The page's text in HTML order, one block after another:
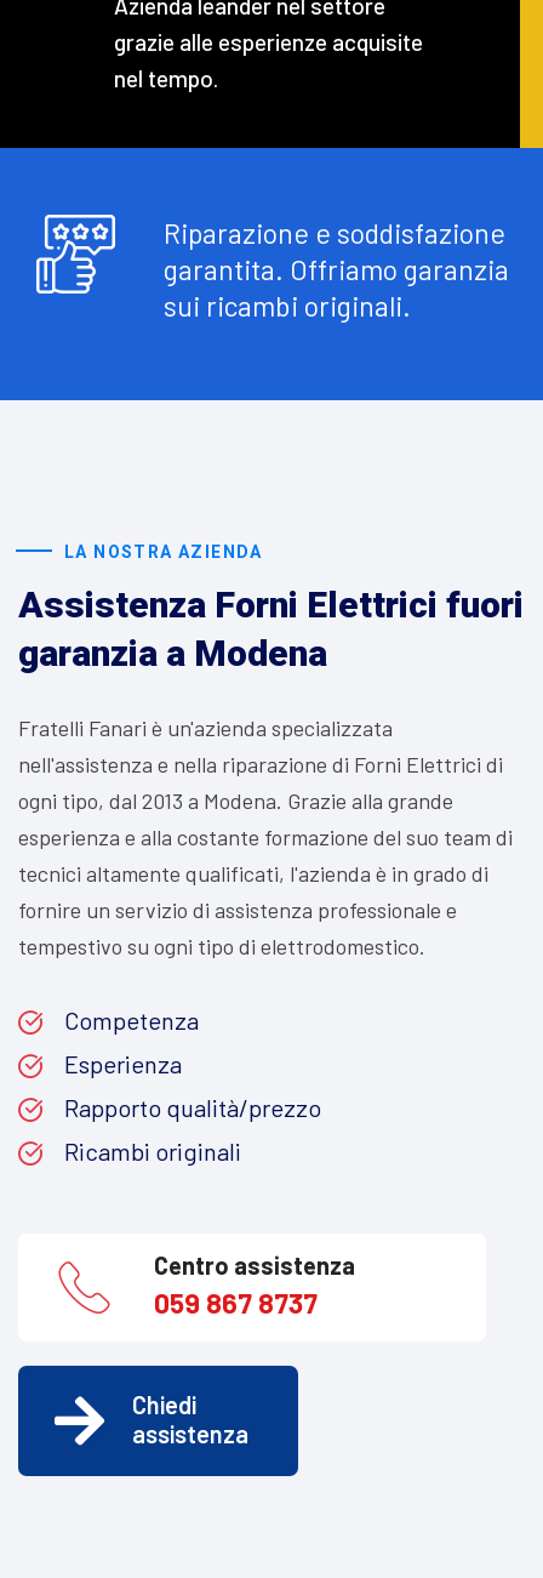
grazie alle esperienze acquisite
nel tempo.
Riparazione e soddisfazione
garantita. Offriamo garanzia
sui ricambi originali.
LA NOSTRA AZIENDA
Assistenza Forni Elettrici fuori
garanzia a Modena
Fratelli Fanari è un'azienda specializzata
nell'assistenza e nella riparazione di Forni Elettrici di
ogni tipo, dal 2013 a Modena. Grazie alla grande
esperienza e alla costante formazione del suo team di
tecnici altamente qualificati, l'azienda è in grado di
fornire un servizio di assistenza professionale e
tempestivo su ogni tipo di elettrodomestico.
Competenza
Esperienza
Rapporto qualità/prezzo
Ricambi originali
Centro assistenza
059 867 8737
Chiedi
assistenza